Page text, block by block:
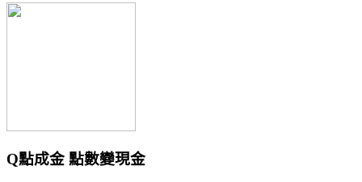
Q點成金 點數變現金